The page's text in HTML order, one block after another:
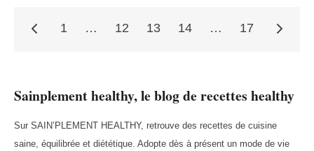
Pagination
des
1 … 12 13 14 … 17
Sainplement healthy, le blog de recettes healthy
Sur SAIN’PLEMENT HEALTHY, retrouve des recettes de cuisine
saine, équilibrée et diététique. Adopte dès à présent un mode de vie